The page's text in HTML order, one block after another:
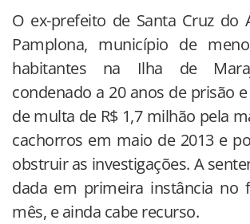
O ex-prefeito de Santa Cruz do
Pamplona, município de
habitantes na Ilha de
condenado a 20 anos de prisão
de multa de R$ 1,7 milhão pela
cachorros em maio de 2013 e
obstruir as investigações. A
dada em primeira instância no
mês, e ainda cabe recurso.